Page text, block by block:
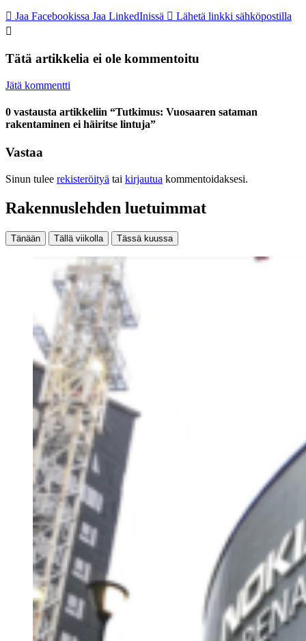
Jaa Facebookissa Jaa LinkedInissä Lähetä linkki sähköpostilla
Tätä artikkelia ei ole kommentoitu
Jätä kommentti
0 vastausta artikkeliin “Tutkimus: Vuosaaren sataman
rakentaminen ei häiritse lintuja”
Vastaa
Sinun tulee rekisteröityä tai kirjautua kommentoidaksesi.
Rakennuslehden luetuimmat
Tänään Tällä viikolla Tässä kuussa